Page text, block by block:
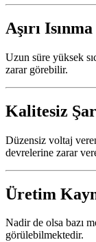
Aşırı Isınma
Uzun süre yüksek
zarar görebilir.
Kalitesiz
Düzensiz voltaj
devrelerine zarar
Üretim
Nadir de olsa bazı
görülebilmektedir.